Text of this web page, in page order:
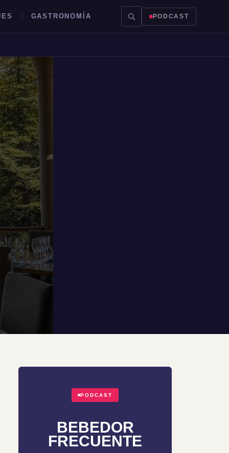
GASTRONOMÍA PODCAST
PODCAST
BEBEDOR
FRECUENTE